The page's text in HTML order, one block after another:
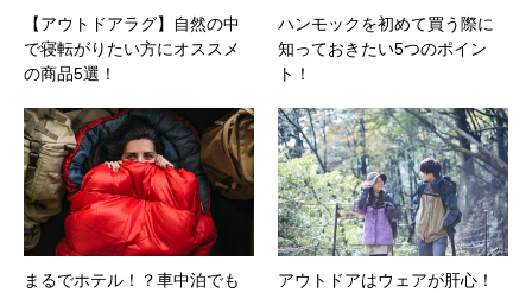
【アウトドアラグ】自然の中
で寝転がりたい方にオススメ
の商品5選！
ハンモックを初めて買う際に
知っておきたい5つのポイン
ト！
まるでホテル！？車中泊でも
アウトドアはウェアが肝心！